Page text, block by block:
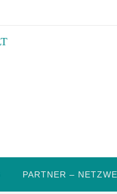
PARTNER –